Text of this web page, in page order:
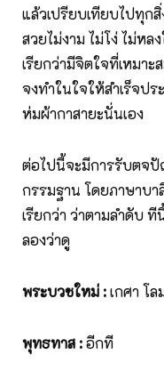
แล้วเปรียบเทียบไปทุก
สวยไม่งาม ไม่โง่ ไม่ห
เรียกว่ามีจิตใจที่เหมา
จงทำในใจให้สำเร็จป
ห่มผ้ากาสายะนั่นเอง
ต่อไปนี้จะมีการรับตจ
กรรมฐาน โดยภาษาบา
เรียกว่า ว่าตามลำดับ
ลองว่าดู
พระบวชใหม่ :เกศา โ
พุทธทาส :อีกที